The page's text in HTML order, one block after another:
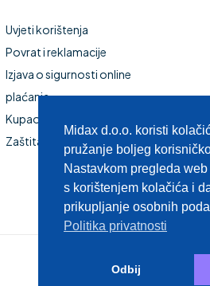
Uvjeti korištenja
Povrat i reklamacije
Izjava o sigurnosti online
plaćanja
Kupaonski namještaj
Zaštita privatnosti
Midax d.o.o. koristi
pružanje boljeg
Nastavkom pregleda
s korištenjem kolačića i
prikupljanje osobnih
Politika privatnosti
Odbij